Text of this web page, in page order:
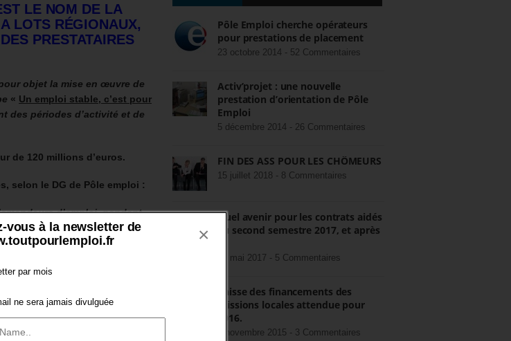
vous à la newsletter de
par mois
ne sera jamais divulguée
×
LE NOM DE LA
LOTS RÉGIONAUX,
PRESTATAIRES
objet la mise en œuvre de
« Un emploi stable, c’est pour
des périodes d’activité et de
de 120 millions d’euros.
selon le DG de Pôle emploi :
d’emploi, pendant
proposer des ateliers, et de
demandeurs d’emploi par an
est subie ou
sur quels critères va
Pôle Emploi cherche opérateurs
pour prestations de placement
23 octobre 2014 - 52 Commentaires
Activ’projet : une nouvelle
prestation d’orientation de Pôle
Emploi
5 décembre 2014 - 26 Commentaires
FIN DES ASS POUR LES CHÔMEURS
15 juillet 2018 - 8 Commentaires
Quel avenir pour les contrats aidés
au second semestre 2017, et après
22 mai 2017 - 5 Commentaires
Baisse des financements des
missions locales attendue pour
2016.
3 novembre 2015 - 3 Commentaires